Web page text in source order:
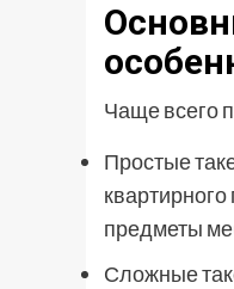
Чаще всего
Простые
предметы
Сложные